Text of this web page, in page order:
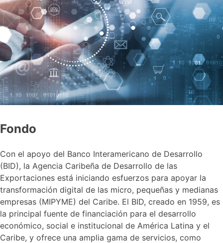
Fondo
Con el apoyo del Banco Interamericano de Desarrollo
(BID), la Agencia Caribeña de Desarrollo de las
Exportaciones está iniciando esfuerzos para apoyar la
transformación digital de las micro, pequeñas y medianas
empresas (MIPYME) del Caribe. El BID, creado en 1959, es
la principal fuente de financiación para el desarrollo
económico, social e institucional de América Latina y el
Caribe, y ofrece una amplia gama de servicios, como